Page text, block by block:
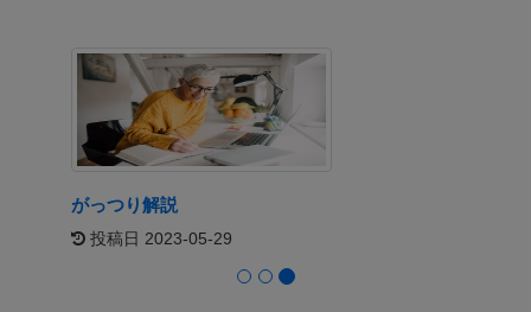
IOS・Androidエンジニア
東京 , 日本
がっつり解説
投稿日 2023-05-29